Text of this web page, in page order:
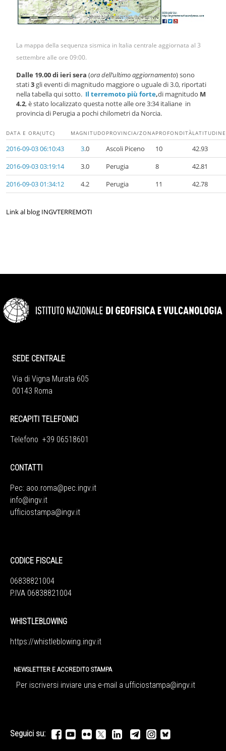
La mappa della sequenza sismica in Italia centrale aggiornata al 3
settembre alle ore 09:00.
Dalle 19.00 di ieri sera (ora dell’ultimo aggiornamento) sono
stati3 gli eventi di magnitudo maggiore o uguale di 3.0, riportati
nella tabella qui sotto. Il terremoto più forte,di magnitudo M
4.2, è stato localizzato questa notte alle ore 3:34 italiane in
provincia di Perugia a pochi chilometri da Norcia.
DATA E ORA(UTC) MAGNITUDO PROVINCIA/ZONAPROFONDITÀLATITUDINE
2016-09-03 06:10:43 3.0 Ascoli Piceno 10
42.93
2016-09-03 03:19:14
3.0 Perugia 8
42.81
2016-09-03 01:34:12
4.2 Perugia 11 42.78
Link al blog INGVTERREMOTI
SEDE CENTRALE
Via di Vigna Murata 605
00143 Roma
RECAPITI TELEFONICI
Telefono +39 06518601
CONTATTI
Pec: aoo.roma@pec.ingv.it
info@ingv.it
ufficiostampa@ingv.it
CODICE FISCALE
06838821004
P.IVA 06838821004
WHISTLEBLOWING
https://whistleblowing.ingv.it
NEWSLETTER E ACCREDITO STAMPA
Per iscriversi inviare una e-mail a ufficiostampa@ingv.it
Seguici su: